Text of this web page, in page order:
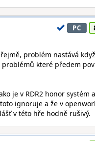
PC
problém nastává
které předem
je v RDR2 honor systém a
ignoruje a že v
v této hře hodně rušivý.